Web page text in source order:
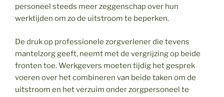
personeel steeds meer zeggenschap over hun
werktijden om zo de uitstroom te beperken.
De druk op professionele zorgverlener die tevens
mantelzorg geeft, neemt met de vergrijzing op beide
fronten toe. Werkgevers moeten tijdig het gesprek
voeren over het combineren van beide taken om de
uitstroom en het verzuim onder zorgpersoneel te